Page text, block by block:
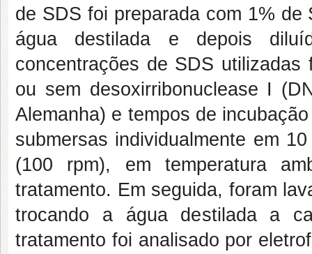
de SDS foi preparada com 1%
água destilada e depois
concentrações de SDS
ou sem desoxirribonuclease I
Alemanha) e tempos de
submersas individualmente em
(100 rpm), em temperatura
tratamento. Em seguida, foram
trocando a água destilada a
tratamento foi analisado por